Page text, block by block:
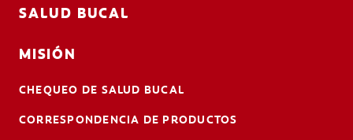
SALUD BUCAL
MISIÓN
CHEQUEO DE SALUD BUCAL
CORRESPONDENCIA DE PRODUCTOS